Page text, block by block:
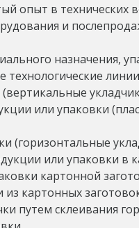
опыт в технических
и
назначения,
или упаковки
(горизонтальные
или упаковки в
картонной
картонных
путем склеивания